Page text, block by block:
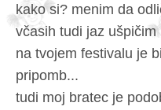
kako si? menim da
včasih tudi jaz
na tvojem festivalu je
pripomb...
tudi moj bratec je